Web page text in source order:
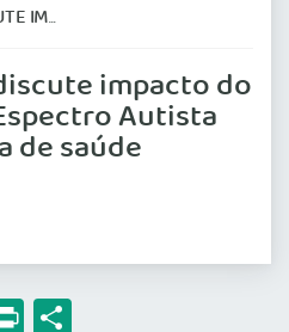
DE SAÚDE BRASILEIRO
impacto do
Autista
de saúde
Print